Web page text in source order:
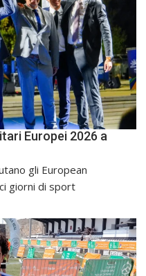
Europei 2026 a
gli European
giorni di sport